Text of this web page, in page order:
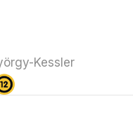
Kessler